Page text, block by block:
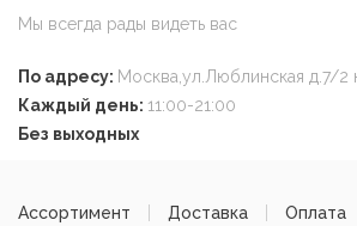
Мы всегда рады видеть вас
По адресу: Москва,ул.Люблинская д.7/2
Каждый день: 11:00-21:00
Без выходных
Ассортимент Доставка Оплата